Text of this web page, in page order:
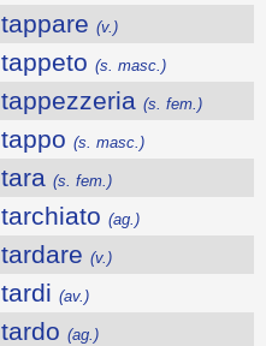
tappare (v.)
tappeto (s. masc.)
tappezzeria (s. fem.)
tappo (s. masc.)
tara (s. fem.)
tarchiato (ag.)
tardare (v.)
tardi (av.)
tardo (ag.)